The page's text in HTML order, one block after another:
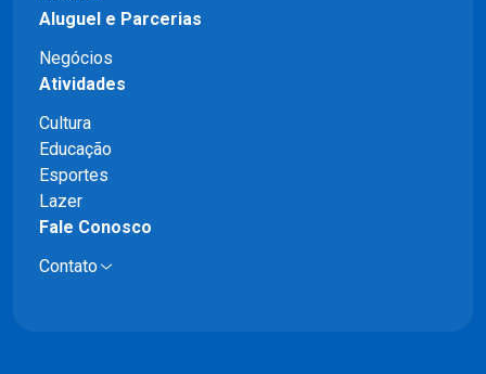
Aluguel e Parcerias
Negócios
Atividades
Cultura
Educação
Esportes
Lazer
Fale Conosco
Contato